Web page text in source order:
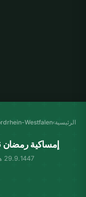
الرئيسية›
Westfalen
إمساكية رمضان Brühl 2026 - الإفطار والسحور
29.9.1447 هجري • 9 أغسطس 2026 الأحد